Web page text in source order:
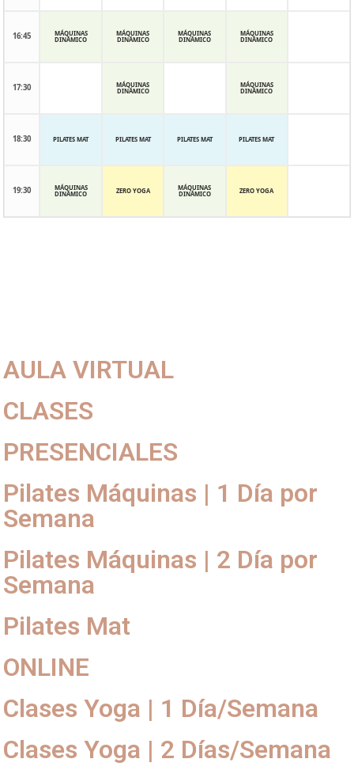
16:45
MÁQUINAS
DINÁMICO
MÁQUINAS
DINÁMICO
MÁQUINAS
DINÁMICO
MÁQUINAS
DINÁMICO
17:30
MÁQUINAS
DINÁMICO
MÁQUINAS
DINÁMICO
18:30 PILATES MAT PILATES MAT PILATES MAT PILATES MAT
19:30
MÁQUINAS
DINÁMICO
ZERO YOGA
MÁQUINAS
DINÁMICO
ZERO YOGA
AULA VIRTUAL
CLASES
PRESENCIALES
Pilates Máquinas | 1 Día por
Semana
Pilates Máquinas | 2 Día por
Semana
Pilates Mat
ONLINE
Clases Yoga | 1 Día/Semana
Clases Yoga | 2 Días/Semana